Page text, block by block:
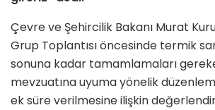
Çevre ve Şehircilik Bakanı Murat
Grup Toplantısı öncesinde termik
sonuna kadar tamamlamaları
mevzuatına uyuma yönelik
ek süre verilmesine ilişkin